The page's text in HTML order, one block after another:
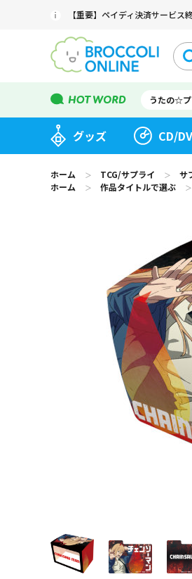
【重要】ペイディ決済サービス
うたの☆
グッズ CD/
ホーム ＞ TCG/サプライ ＞ サ
ホーム
＞ 作品タイトルで選ぶ ＞